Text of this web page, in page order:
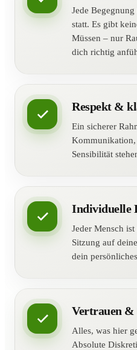
Jede
statt. Es gibt
Müssen – nur
dich richtig
Respekt &
Ein sicherer
Kommunikation,
Sensibilität
Individuelle
Jeder Mensch
Sitzung auf
dein
Vertrauen
Alles, was hier
Absolute